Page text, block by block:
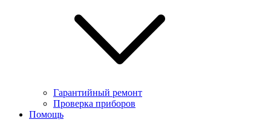
Гарантийный ремонт
Проверка приборов
Помощь